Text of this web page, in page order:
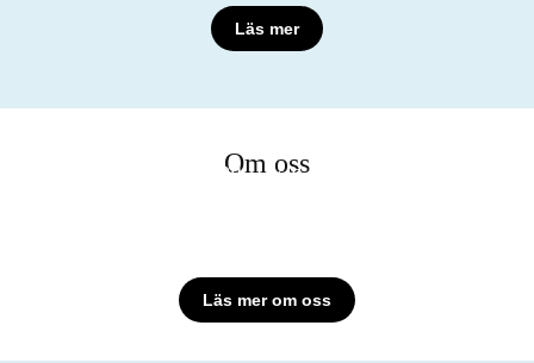
Läs mer
Om oss
Om anläggningen
Hållbarhet på Konsert & Kongress
Läs mer om oss